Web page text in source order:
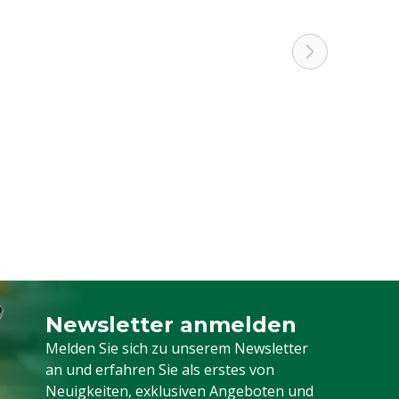
Newsletter anmelden
Melden Sie sich zu unserem Newsletter
an und erfahren Sie als erstes von
Neuigkeiten, exklusiven Angeboten und
Melden Sie sich für unseren Newsletter